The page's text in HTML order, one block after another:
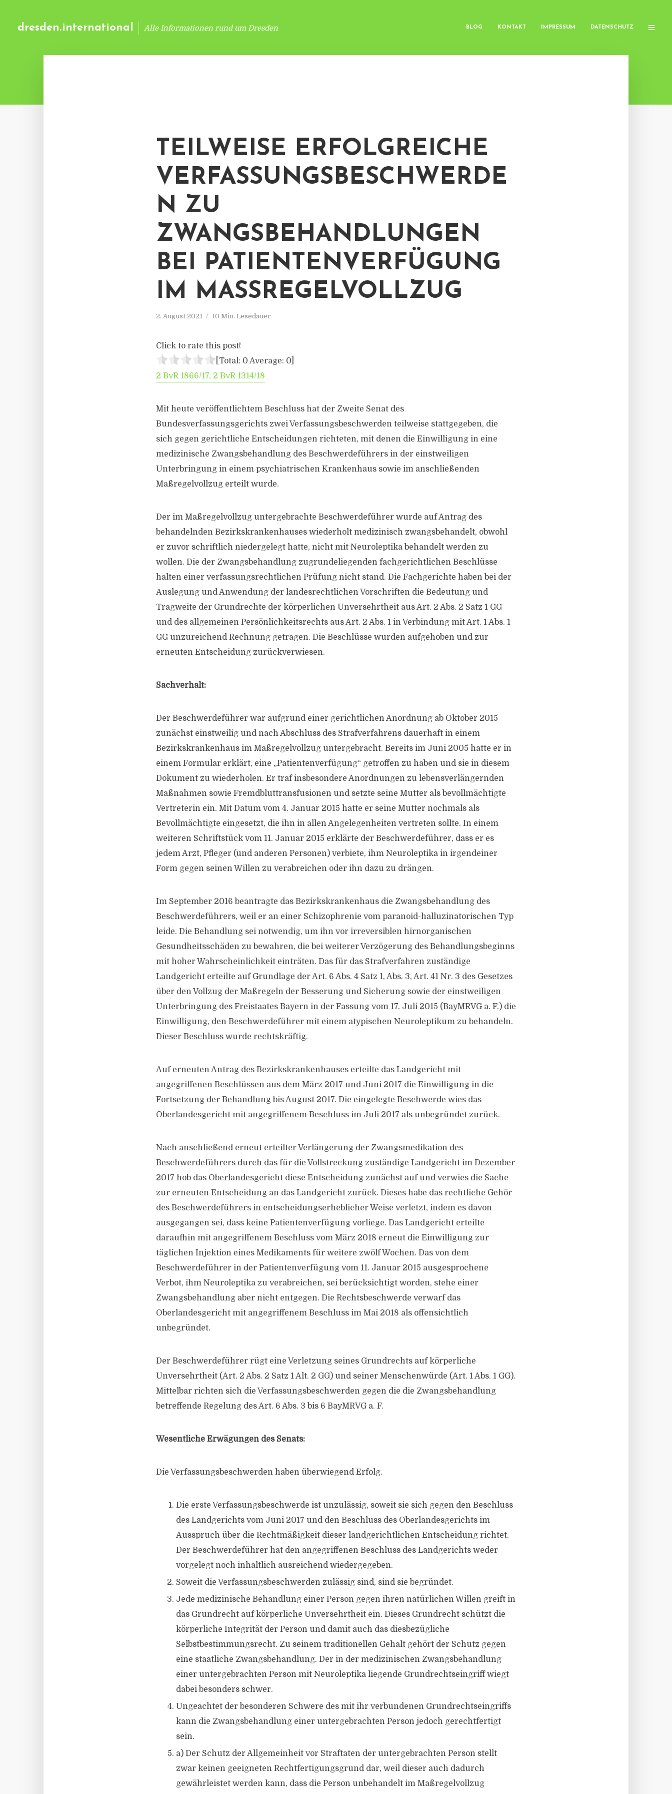
dresden.international Alle Informationen rund um Dresden BLOG KONTAKT IMPRESSUM DATENSCHUTZ
TEILWEISE ERFOLGREICHE
VERFASSUNGSBESCHWERDE
N ZU
ZWANGSBEHANDLUNGEN
BEI PATIENTENVERFÜGUNG
IM MASSREGELVOLLZUG
2. August 2021 10 Min. Lesedauer
Click to rate this post!
[Total: 0 Average: 0
2 BvR 1866/17, 2 BvR 1314/18
Mit heute veröffentlichtem Beschluss hat der Zweite Senat des
Bundesverfassungsgerichts zwei Verfassungsbeschwerden teilweise stattgegeben, die
sich gegen gerichtliche Entscheidungen richteten, mit denen die Einwilligung in eine
medizinische Zwangsbehandlung des Beschwerdeführers in der einstweiligen
Unterbringung in einem psychiatrischen Krankenhaus sowie im anschließenden
Maßregelvollzug erteilt wurde.
Der im Maßregelvollzug untergebrachte Beschwerdeführer wurde auf Antrag des
behandelnden Bezirkskrankenhauses wiederholt medizinisch zwangsbehandelt, obwohl
er zuvor schriftlich niedergelegt hatte, nicht mit Neuroleptika behandelt werden zu
wollen. Die der Zwangsbehandlung zugrundeliegenden fachgerichtlichen Beschlüsse
halten einer verfassungsrechtlichen Prüfung nicht stand. Die Fachgerichte haben bei der
Auslegung und Anwendung der landesrechtlichen Vorschriften die Bedeutung und
Tragweite der Grundrechte der körperlichen Unversehrtheit aus Art. 2 Abs. 2 Satz 1 GG
und des allgemeinen Persönlichkeitsrechts aus Art. 2 Abs. 1 in Verbindung mit Art. 1 Abs. 1
GG unzureichend Rechnung getragen. Die Beschlüsse wurden aufgehoben und zur
erneuten Entscheidung zurückverwiesen.
Sachverhalt:
Der Beschwerdeführer war aufgrund einer gerichtlichen Anordnung ab Oktober 2015
zunächst einstweilig und nach Abschluss des Strafverfahrens dauerhaft in einem
Bezirkskrankenhaus im Maßregelvollzug untergebracht. Bereits im Juni 2005 hatte er in
einem Formular erklärt, eine „Patientenverfügung“ getroffen zu haben und sie in diesem
Dokument zu wiederholen. Er traf insbesondere Anordnungen zu lebensverlängernden
Maßnahmen sowie Fremdbluttransfusionen und setzte seine Mutter als bevollmächtigte
Vertreterin ein. Mit Datum vom 4. Januar 2015 hatte er seine Mutter nochmals als
Bevollmächtigte eingesetzt, die ihn in allen Angelegenheiten vertreten sollte. In einem
weiteren Schriftstück vom 11. Januar 2015 erklärte der Beschwerdeführer, dass er es
jedem Arzt, Pfleger (und anderen Personen) verbiete, ihm Neuroleptika in irgendeiner
Form gegen seinen Willen zu verabreichen oder ihn dazu zu drängen.
Im September 2016 beantragte das Bezirkskrankenhaus die Zwangsbehandlung des
Beschwerdeführers, weil er an einer Schizophrenie vom paranoid-halluzinatorischen Typ
leide. Die Behandlung sei notwendig, um ihn vor irreversiblen hirnorganischen
Gesundheitsschäden zu bewahren, die bei weiterer Verzögerung des Behandlungsbeginns
mit hoher Wahrscheinlichkeit einträten. Das für das Strafverfahren zuständige
Landgericht erteilte auf Grundlage der Art. 6 Abs. 4 Satz 1, Abs. 3, Art. 41 Nr. 3 des Gesetzes
über den Vollzug der Maßregeln der Besserung und Sicherung sowie der einstweiligen
Unterbringung des Freistaates Bayern in der Fassung vom 17. Juli 2015 (BayMRVG a. F.) die
Einwilligung, den Beschwerdeführer mit einem atypischen Neuroleptikum zu behandeln.
Dieser Beschluss wurde rechtskräftig.
Auf erneuten Antrag des Bezirkskrankenhauses erteilte das Landgericht mit
angegriffenen Beschlüssen aus dem März 2017 und Juni 2017 die Einwilligung in die
Fortsetzung der Behandlung bis August 2017. Die eingelegte Beschwerde wies das
Oberlandesgericht mit angegriffenem Beschluss im Juli 2017 als unbegründet zurück.
Nach anschließend erneut erteilter Verlängerung der Zwangsmedikation des
Beschwerdeführers durch das für die Vollstreckung zuständige Landgericht im Dezember
2017 hob das Oberlandesgericht diese Entscheidung zunächst auf und verwies die Sache
zur erneuten Entscheidung an das Landgericht zurück. Dieses habe das rechtliche Gehör
des Beschwerdeführers in entscheidungserheblicher Weise verletzt, indem es davon
ausgegangen sei, dass keine Patientenverfügung vorliege. Das Landgericht erteilte
daraufhin mit angegriffenem Beschluss vom März 2018 erneut die Einwilligung zur
täglichen Injektion eines Medikaments für weitere zwölf Wochen. Das von dem
Beschwerdeführer in der Patientenverfügung vom 11. Januar 2015 ausgesprochene
Verbot, ihm Neuroleptika zu verabreichen, sei berücksichtigt worden, stehe einer
Zwangsbehandlung aber nicht entgegen. Die Rechtsbeschwerde verwarf das
Oberlandesgericht mit angegriffenem Beschluss im Mai 2018 als offensichtlich
unbegründet.
Der Beschwerdeführer rügt eine Verletzung seines Grundrechts auf körperliche
Unversehrtheit (Art. 2 Abs. 2 Satz 1 Alt. 2 GG) und seiner Menschenwürde (Art. 1 Abs. 1 GG).
Mittelbar richten sich die Verfassungsbeschwerden gegen die die Zwangsbehandlung
betreffende Regelung des Art. 6 Abs. 3 bis 6 BayMRVG a. F.
Wesentliche Erwägungen des Senats:
Die Verfassungsbeschwerden haben überwiegend Erfolg.
Die erste Verfassungsbeschwerde ist unzulässig, soweit sie sich gegen den Beschluss
des Landgerichts vom Juni 2017 und den Beschluss des Oberlandesgerichts im
Ausspruch über die Rechtmäßigkeit dieser landgerichtlichen Entscheidung richtet.
Der Beschwerdeführer hat den angegriffenen Beschluss des Landgerichts weder
vorgelegt noch inhaltlich ausreichend wiedergegeben.
Soweit die Verfassungsbeschwerden zulässig sind, sind sie begründet.
Jede medizinische Behandlung einer Person gegen ihren natürlichen Willen greift in
das Grundrecht auf körperliche Unversehrtheit ein. Dieses Grundrecht schützt die
körperliche Integrität der Person und damit auch das diesbezügliche
Selbstbestimmungsrecht. Zu seinem traditionellen Gehalt gehört der Schutz gegen
eine staatliche Zwangsbehandlung. Der in der medizinischen Zwangsbehandlung
einer untergebrachten Person mit Neuroleptika liegende Grundrechtseingriff wiegt
dabei besonders schwer.
Ungeachtet der besonderen Schwere des mit ihr verbundenen Grundrechtseingriffs
kann die Zwangsbehandlung einer untergebrachten Person jedoch gerechtfertigt
sein.
a) Der Schutz der Allgemeinheit vor Straftaten der untergebrachten Person stellt
zwar keinen geeigneten Rechtfertigungsgrund dar, weil dieser auch dadurch
gewährleistet werden kann, dass die Person unbehandelt im Maßregelvollzug